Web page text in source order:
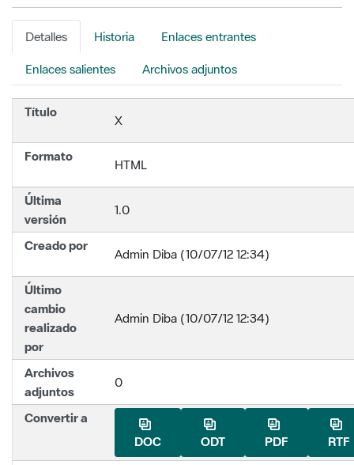
Detalles Historia Enlaces entrantes
Enlaces salientes Archivos adjuntos
Título
X
Formato
HTML
Última
versión
1.0
Creado por
Admin Diba (10/07/12 12:34)
Último
cambio
realizado
por
Admin Diba (10/07/12 12:34)
Archivos
adjuntos
0
Convertir a
DOC
ODT PDF RTF